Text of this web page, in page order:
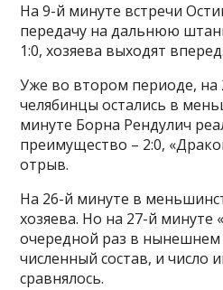
На 9-й минуте встречи
передачу на дальнюю
1:0, хозяева выходят вперед.
Уже во втором периоде, на
челябинцы остались в
минуте Борна Рендулич
преимущество – 2:0,
отрыв.
На 26-й минуте в
хозяева. Но на 27-й минуте
очередной раз в нынешнем
численный состав, и число
сравнялось.